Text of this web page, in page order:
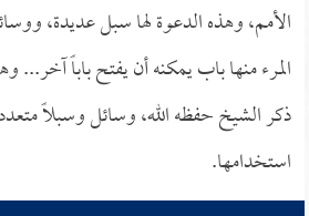
الأمم، وهذه الدعوة لها سبل عديدة،
المرء منها باب يمكنه أن يفتح باباً
ذكر الشيخ حفظه الله، وسائل وسبلاً
استخدامها.